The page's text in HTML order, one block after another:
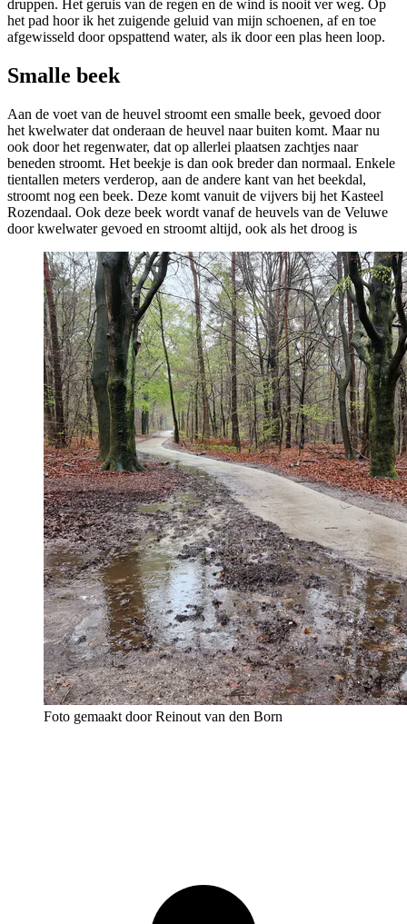
druppen. Het geruis van de regen en de wind is nooit ver weg. Op
het pad hoor ik het zuigende geluid van mijn schoenen, af en toe
afgewisseld door opspattend water, als ik door een plas heen loop.
Smalle beek
Aan de voet van de heuvel stroomt een smalle beek, gevoed door
het kwelwater dat onderaan de heuvel naar buiten komt. Maar nu
ook door het regenwater, dat op allerlei plaatsen zachtjes naar
beneden stroomt. Het beekje is dan ook breder dan normaal. Enkele
tientallen meters verderop, aan de andere kant van het beekdal,
stroomt nog een beek. Deze komt vanuit de vijvers bij het Kasteel
Rozendaal. Ook deze beek wordt vanaf de heuvels van de Veluwe
door kwelwater gevoed en stroomt altijd, ook als het droog is
Foto gemaakt door Reinout van den Born